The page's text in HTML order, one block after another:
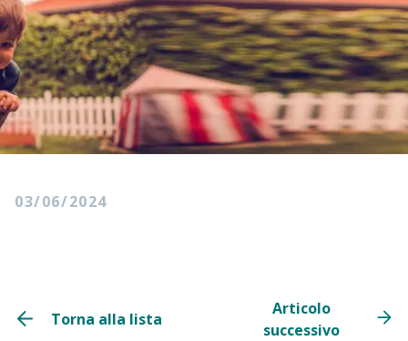
03/06/2024
Torna alla lista
Articolo
successivo